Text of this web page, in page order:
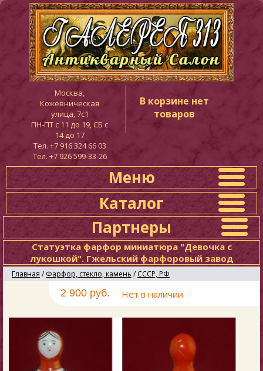
Москва,
Кожевническая
улица, 7с1
ПН-ПТ c 11 до 19, СБ с
14 до 17
Тел. +7 916 324 66 03
Тел. +7 926 599-33-26
В корзине нет
товаров
Меню
Каталог
Партнеры
Статуэтка фарфор миниатюра "Девочка с
лукошкой". Гжельский фарфоровый завод
Главная / Фарфор, стекло, камень / СССР, РФ
2 900 руб. Нет в наличии